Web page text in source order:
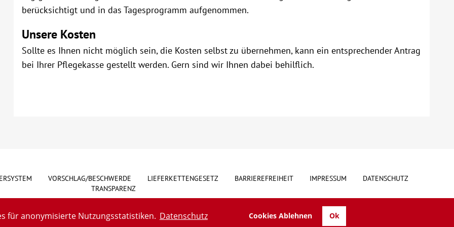
für anonymisierte Nutzungsstatistiken. Datenschutz Cookies Ablehnen Ok
berücksichtigt und in das Tagesprogramm aufgenommen.
Unsere Kosten
Sollte es Ihnen nicht möglich sein, die Kosten selbst zu übernehmen, kann ein entsprechender Antrag
bei Ihrer Pflegekasse gestellt werden. Gern sind wir Ihnen dabei behilflich.
VORSCHLAG/BESCHWERDE LIEFERKETTENGESETZ BARRIEREFREIHEIT IMPRESSUM
DATENSCHUTZ
TRANSPARENZ